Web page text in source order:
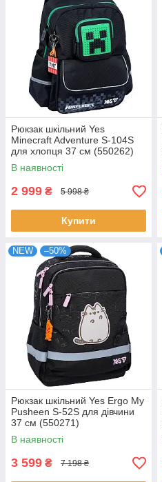
Рюкзак шкільний Yes
Minecraft Adventure S-104S
для хлопця 37 см (550262)
В наявності
2 999 ₴ 5 998 ₴
Купити
NEW –50%
Рюкзак шкільний Yes Ergo My
Pusheen S-52S для дівчини
37 см (550271)
В наявності
3 599 ₴ 7 198 ₴